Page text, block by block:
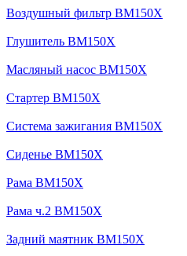
Воздушный фильтр BM150X
Глушитель BM150X
Масляный насос BM150X
Стартер BM150X
Система зажигания BM150X
Сиденье BM150X
Рама BM150X
Рама ч.2 BM150X
Задний маятник BM150X